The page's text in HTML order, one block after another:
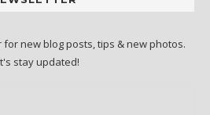
new blog posts, tips & new photos.
stay updated!